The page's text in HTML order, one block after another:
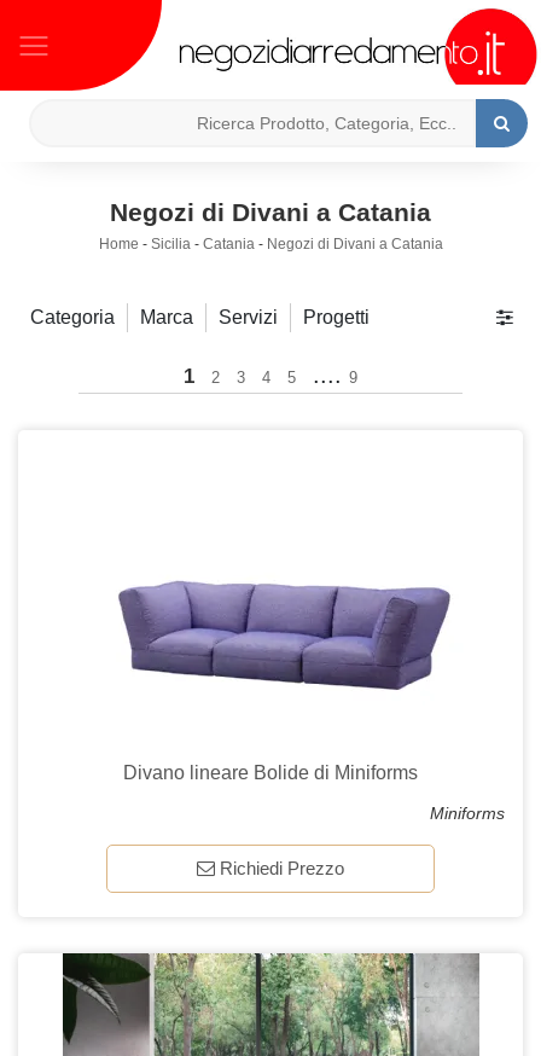
Negozi di Divani a Catania
Home - Sicilia- Catania- Negozi di Divani a Catania
Categoria Marca Servizi Progetti
1 2 3 4 5 .... 9
Divano lineare Bolide di Miniforms
Miniforms
Richiedi Prezzo